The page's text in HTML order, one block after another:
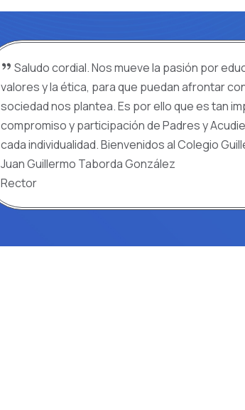
Saludo cordial. Nos mueve la pasión por
valores y la ética, para que puedan afrontar
sociedad nos plantea. Es por ello que es tan
compromiso y participación de Padres y
cada individualidad. Bienvenidos al Colegio
Juan Guillermo Taborda González
Rector